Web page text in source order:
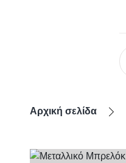
Αρχική σελίδα